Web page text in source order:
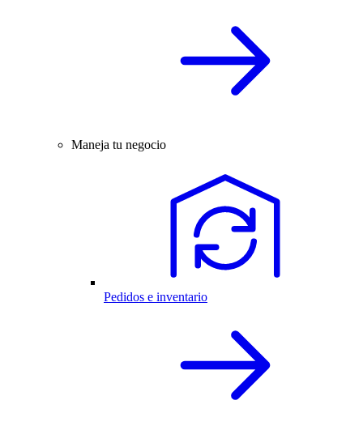
Maneja tu negocio
Pedidos e inventario